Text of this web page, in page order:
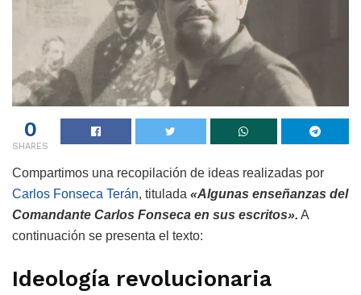
0
SHARES
Compartimos una recopilación de ideas realizadas por
Carlos Fonseca Terán, titulada «Algunas enseñanzas del
Comandante Carlos Fonseca en sus escritos». A
continuación se presenta el texto:
Ideología revolucionaria